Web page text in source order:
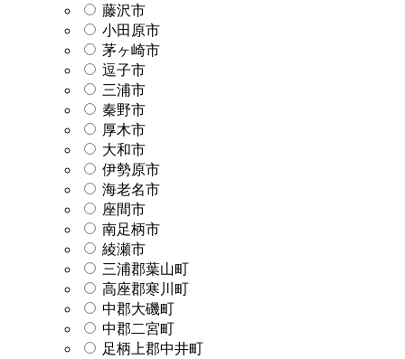
藤沢市
小田原市
茅ヶ崎市
逗子市
三浦市
秦野市
厚木市
大和市
伊勢原市
海老名市
座間市
南足柄市
綾瀬市
三浦郡葉山町
高座郡寒川町
中郡大磯町
中郡二宮町
足柄上郡中井町